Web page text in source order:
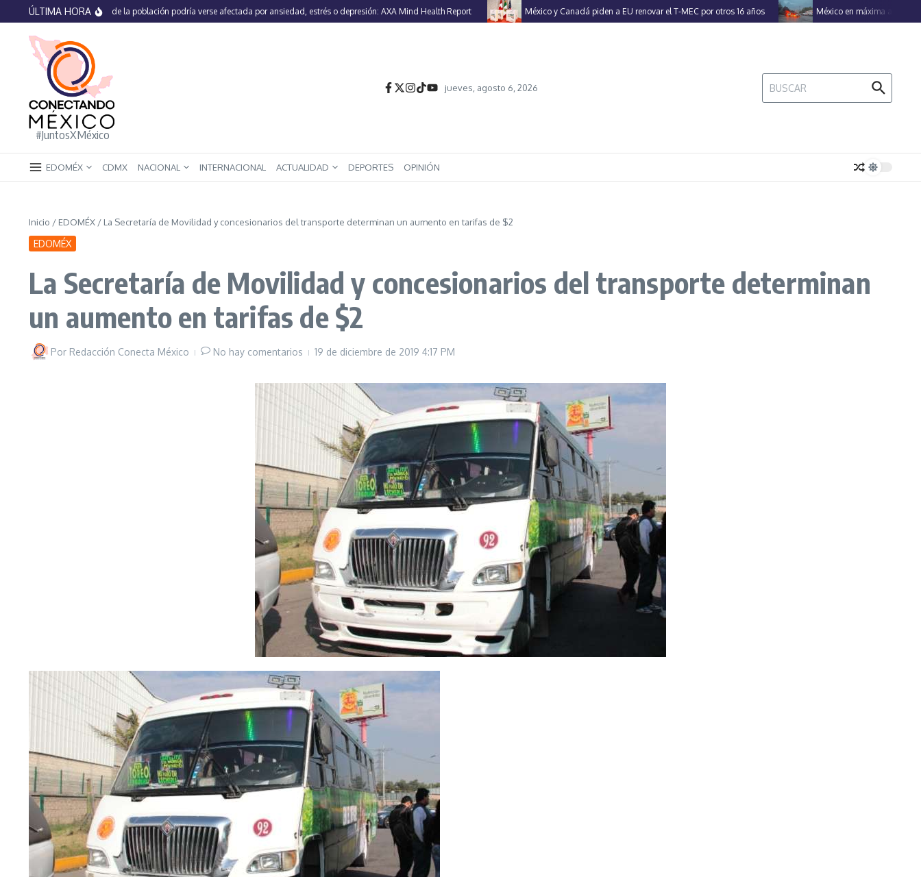
Saltar al contenido
ÚLTIMA HORA
En México 66% de la población podría verse afectada por ansiedad, estrés o depresión: AXA Mind Health Report México y Canadá piden a EU renovar el T-MEC por otros 16 años México en máxima alerta por 50
#JuntosXMéxico
jueves, agosto 6, 2026
Buscar:
EDOMÉX CDMX NACIONAL INTERNACIONAL ACTUALIDAD DEPORTES OPINIÓN
Inicio / EDOMÉX / La Secretaría de Movilidad y concesionarios del transporte determinan un aumento en tarifas de $2
EDOMÉX
La Secretaría de Movilidad y concesionarios del transporte determinan
un aumento en tarifas de $2
Por Redacción Conecta México No hay comentarios 19 de diciembre de 2019 4:17 PM